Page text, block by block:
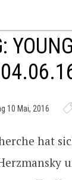
10 Mai, 2016
hat